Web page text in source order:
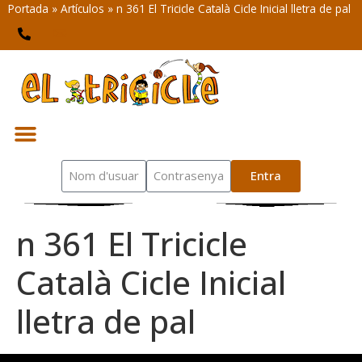
Portada » Artículos » n 361 El Tricicle Català Cicle Inicial lletra de pal
Entra
n 361 El Tricicle
Català Cicle Inicial
lletra de pal